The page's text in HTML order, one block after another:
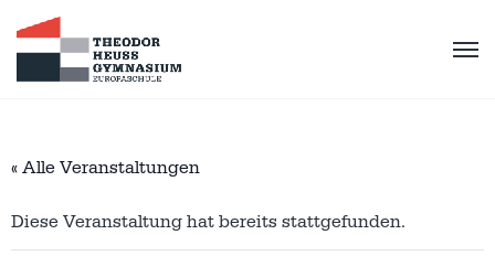
« Alle Veranstaltungen
Diese Veranstaltung hat bereits stattgefunden.